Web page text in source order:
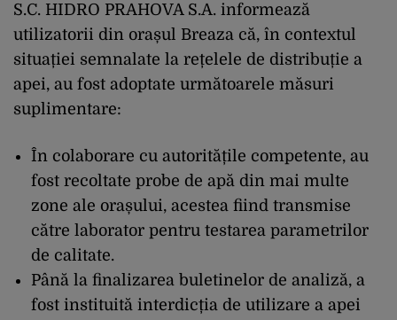
S.C. HIDRO PRAHOVA S.A. informează
utilizatorii din orașul Breaza că, în contextul
situației semnalate la rețelele de distribuție a
apei, au fost adoptate următoarele măsuri
suplimentare:
În colaborare cu autoritățile competente, au
fost recoltate probe de apă din mai multe
zone ale orașului, acestea fiind transmise
către laborator pentru testarea parametrilor
de calitate.
Până la finalizarea buletinelor de analiză, a
fost instituită interdicția de utilizare a apei